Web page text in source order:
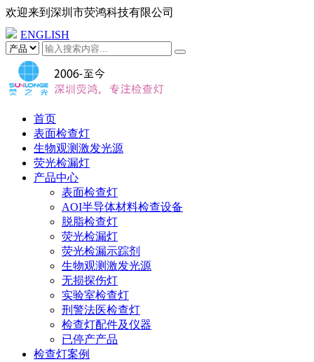
欢迎来到 深圳市荧鸿科技有限公司
ENGLISH
首页
表面检查灯
生物观测激发光源
荧光检漏灯
产品中心
表面检查灯
AOI半导体材料检查设备
脱脂检查灯
荧光检漏灯
荧光检漏示踪剂
生物观测激发光源
无损探伤灯
实验室检查灯
刑警法医检查灯
检查灯配件及仪器
已停产产品
检查灯案例